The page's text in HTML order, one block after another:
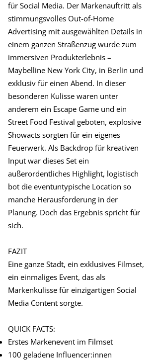
für Social Media. Der Markenauftritt als
stimmungsvolles Out-of-Home
Advertising mit ausgewählten Details in
einem ganzen Straßenzug wurde zum
immersiven Produkterlebnis –
Maybelline New York City, in Berlin und
exklusiv für einen Abend. In dieser
besonderen Kulisse waren unter
anderem ein Escape Game und ein
Street Food Festival geboten, explosive
Showacts sorgten für ein eigenes
Feuerwerk. Als Backdrop für kreativen
Input war dieses Set ein
außerordentliches Highlight, logistisch
bot die eventuntypische Location so
manche Herausforderung in der
Planung. Doch das Ergebnis spricht für
sich.
FAZIT
Eine ganze Stadt, ein exklusives Filmset,
ein einmaliges Event, das als
Markenkulisse für einzigartigen Social
Media Content sorgte.
QUICK FACTS:
Erstes Markenevent im Filmset
100 geladene Influencer:innen